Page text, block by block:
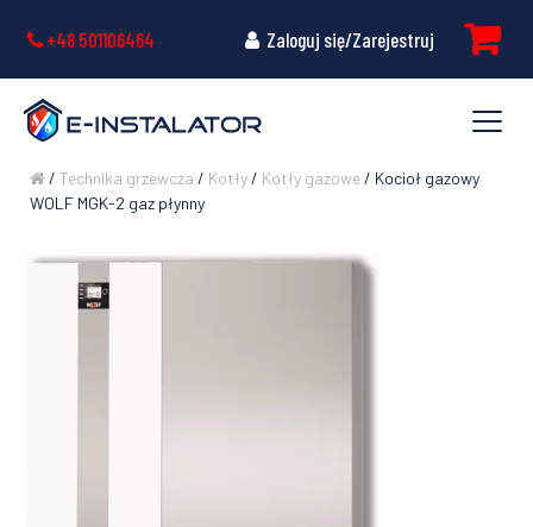
+48 501106464 Zaloguj się/Zarejestruj
/ Technika grzewcza / Kotły/ Kotły gazowe/ Kocioł gazowy
WOLF MGK-2 gaz płynny